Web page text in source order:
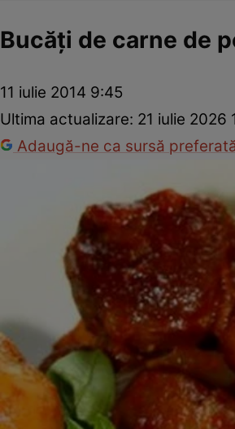
Bucăţi de carne de
11 iulie 2014 9:45
Ultima actualizare: 21 iulie 2026
Adaugă-ne ca sursă